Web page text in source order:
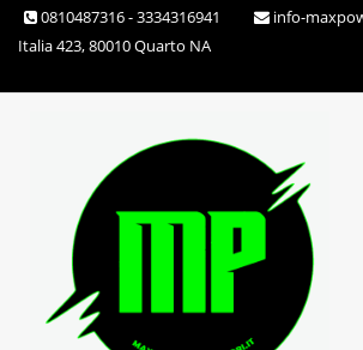
Skip 0810487316 - 3334316941 info-
Italia 423, 80010 Quarto NA